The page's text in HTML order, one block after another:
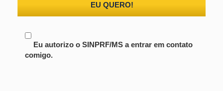
EU QUERO!
Eu autorizo o SINPRF/MS a entrar em contato
comigo.